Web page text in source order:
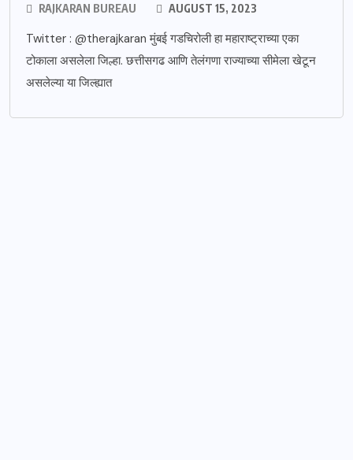
RAJKARAN BUREAU AUGUST 15, 2023
Twitter : @therajkaran मुंबई गडचिरोली हा महाराष्ट्राच्या एका
टोकाला असलेला जिल्हा. छत्तीसगढ आणि तेलंगणा राज्याच्या सीमेला खेटून
असलेल्या या जिल्ह्यात